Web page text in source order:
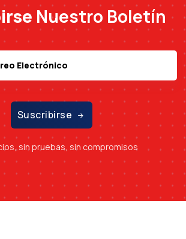
Nuestro Boletín
Suscribirse
sin pruebas, sin compromisos